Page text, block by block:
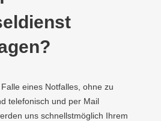
eines Notfalles, ohne zu
telefonisch und per Mail
uns schnellstmöglich Ihrem